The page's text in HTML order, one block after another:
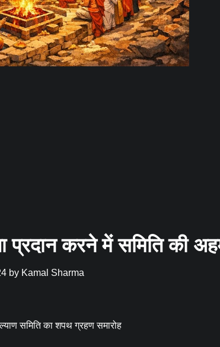
प्रदान करने में समिति की
by Kamal Sharma
समिति का शपथ ग्रहण समारोह